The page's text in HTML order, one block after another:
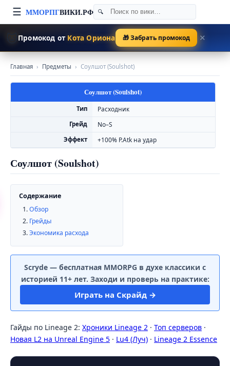
☰ ММОРПГВИКИ.РФ
Промокод от Кота Ориона 🎁 Забрать промокод ✕
Главная › Предметы › Соулшот (Soulshot)
Соулшот (Soulshot)
Тип Расходник
Грейд No–S
Эффект +100% P.Atk на удар
Соулшот (Soulshot)
Содержание
Обзор
Грейды
Экономика расхода
Scryde — бесплатная MMORPG в духе классики с
историей 11+ лет. Заходи и проверь на практике:
Играть на Скрайд →
Гайды по Lineage 2: Хроники Lineage 2 · Топ серверов ·
Новая L2 на Unreal Engine 5 · Lu4 (Луч) · Lineage 2 Essence